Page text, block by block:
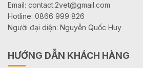
Email: contact.2vet@gmail.com
Hotline: 0866 999 826
Người đại diện: Nguyễn Quốc Huy
HƯỚNG DẪN KHÁCH HÀNG